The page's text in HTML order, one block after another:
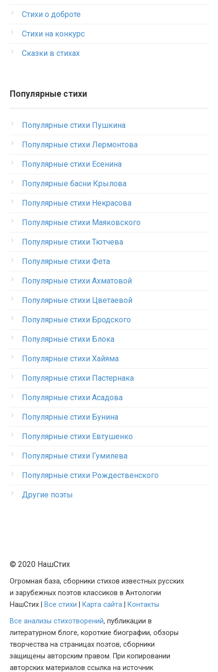
Стихи о доброте
Стихи на конкурс
Сказки в стихах
Популярные стихи
Популярные стихи Пушкина
Популярные стихи Лермонтова
Популярные стихи Есенина
Популярные басни Крылова
Популярные стихи Некрасова
Популярные стихи Маяковского
Популярные стихи Тютчева
Популярные стихи Фета
Популярные стихи Ахматовой
Популярные стихи Цветаевой
Популярные стихи Бродского
Популярные стихи Блока
Популярные стихи Хайяма
Популярные стихи Пастернака
Популярные стихи Асадова
Популярные стихи Бунина
Популярные стихи Евтушенко
Популярные стихи Гумилева
Популярные стихи Рождественского
Другие поэты
© 2020 НашСтих
Огромная база, сборники стихов известных русских
и зарубежных поэтов классиков в Антологии
НашСтих |
Все стихи Карта сайта
Контакты
Все анализы стихотворений, публикации в
литературном блоге, короткие биографии, обзоры
творчества на страницах поэтов, сборники
защищены авторским правом. При копировании
авторских материалов ссылка на источник